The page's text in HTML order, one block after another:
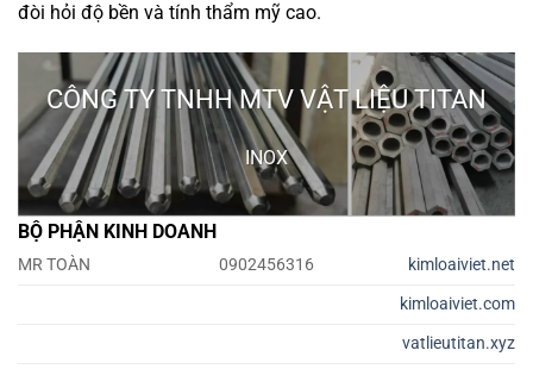
đòi hỏi độ bền và tính thẩm mỹ cao.
CÔNG TY TNHH MTV VẬT LIỆU TITAN
INOX
BỘ PHẬN KINH DOANH
MR TOÀN 0902456316
kimloaiviet.net
kimloaiviet.com
vatlieutitan.xyz